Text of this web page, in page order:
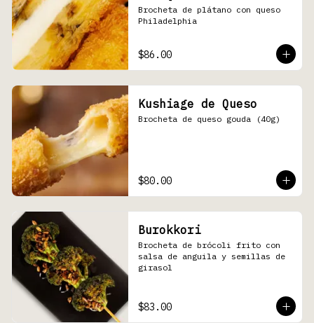
Brocheta de plátano con queso
Philadelphia
$86.00
Kushiage de Queso
Brocheta de queso gouda (40g)
$80.00
Burokkori
Brocheta de brócoli frito con
salsa de anguila y semillas de
girasol
$83.00